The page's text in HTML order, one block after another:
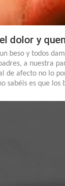
dolor y
beso y todos
a nuestra
de afecto no lo
sabéis es que los